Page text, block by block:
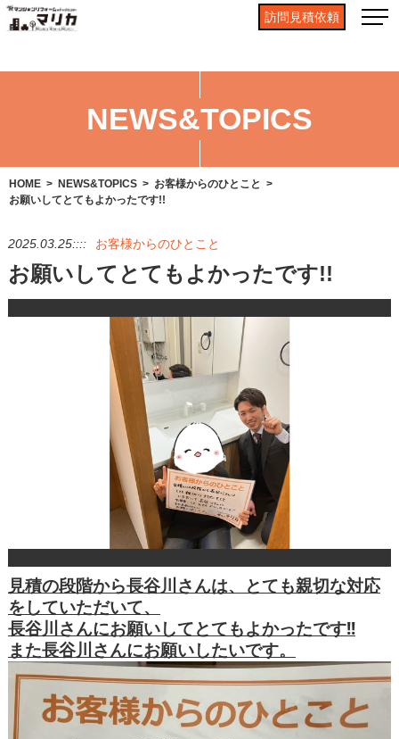
訪問見積依頼
NEWS&TOPICS
HOME NEWS&TOPICS
お客様からのひとこと
お願いしてとてもよかったです!!
2025.03.25:::: お客様からのひとこと
お願いしてとてもよかったです!!
見積の段階から長谷川さんは、とても親切な対応
をしていただいて、
長谷川さんにお願いしてとてもよかったです!!
また長谷川さんにお願いしたいです。